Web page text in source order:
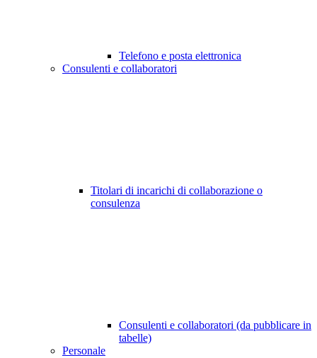
Telefono e posta elettronica
Consulenti e collaboratori
Titolari di incarichi di collaborazione o
consulenza
Consulenti e collaboratori (da pubblicare in
tabelle)
Personale